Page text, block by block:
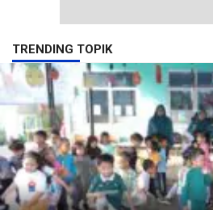
TRENDING TOPIK